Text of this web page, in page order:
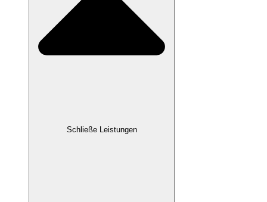
Schließe Leistungen